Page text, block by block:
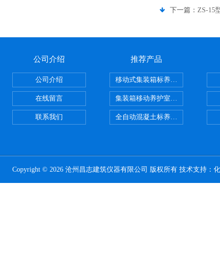
下一篇： ZS-15
公司介绍
公司介绍
在线留言
联系我们
推荐产品
移动式集装箱标养室 养护室设备
集装箱移动养护室 标养室
全自动混凝土标养室恒温恒湿设备
Copyright © 2026 沧州昌志建筑仪器有限公司 版权所有 技术支持：